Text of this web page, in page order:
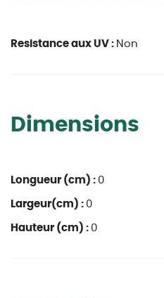
Resistance aux UV : Non
Dimensions
Longueur (cm) : 0
Largeur(cm) : 0
Hauteur (cm) : 0